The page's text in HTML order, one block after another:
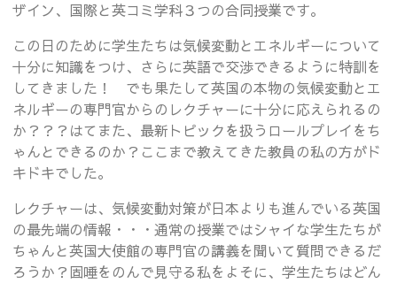
ザイン、国際と英コミ学科３つの合同授業です。
この日のために学生たちは気候変動とエネルギーについて
十分に知識をつけ、さらに英語で交渉できるように特訓を
してきました！ でも果たして英国の本物の気候変動とエ
ネルギーの専門官からのレクチャーに十分に応えられるの
か？？？はてまた、最新トピックを扱うロールプレイをち
ゃんとできるのか？ここまで教えてきた教員の私の方がド
キドキでした。
レクチャーは、気候変動対策が日本よりも進んでいる英国
の最先端の情報・・・通常の授業ではシャイな学生たちが
ちゃんと英国大使館の専門官の講義を聞いて質問できるだ
ろうか？固唾をのんで見守る私をよそに、学生たちはどん